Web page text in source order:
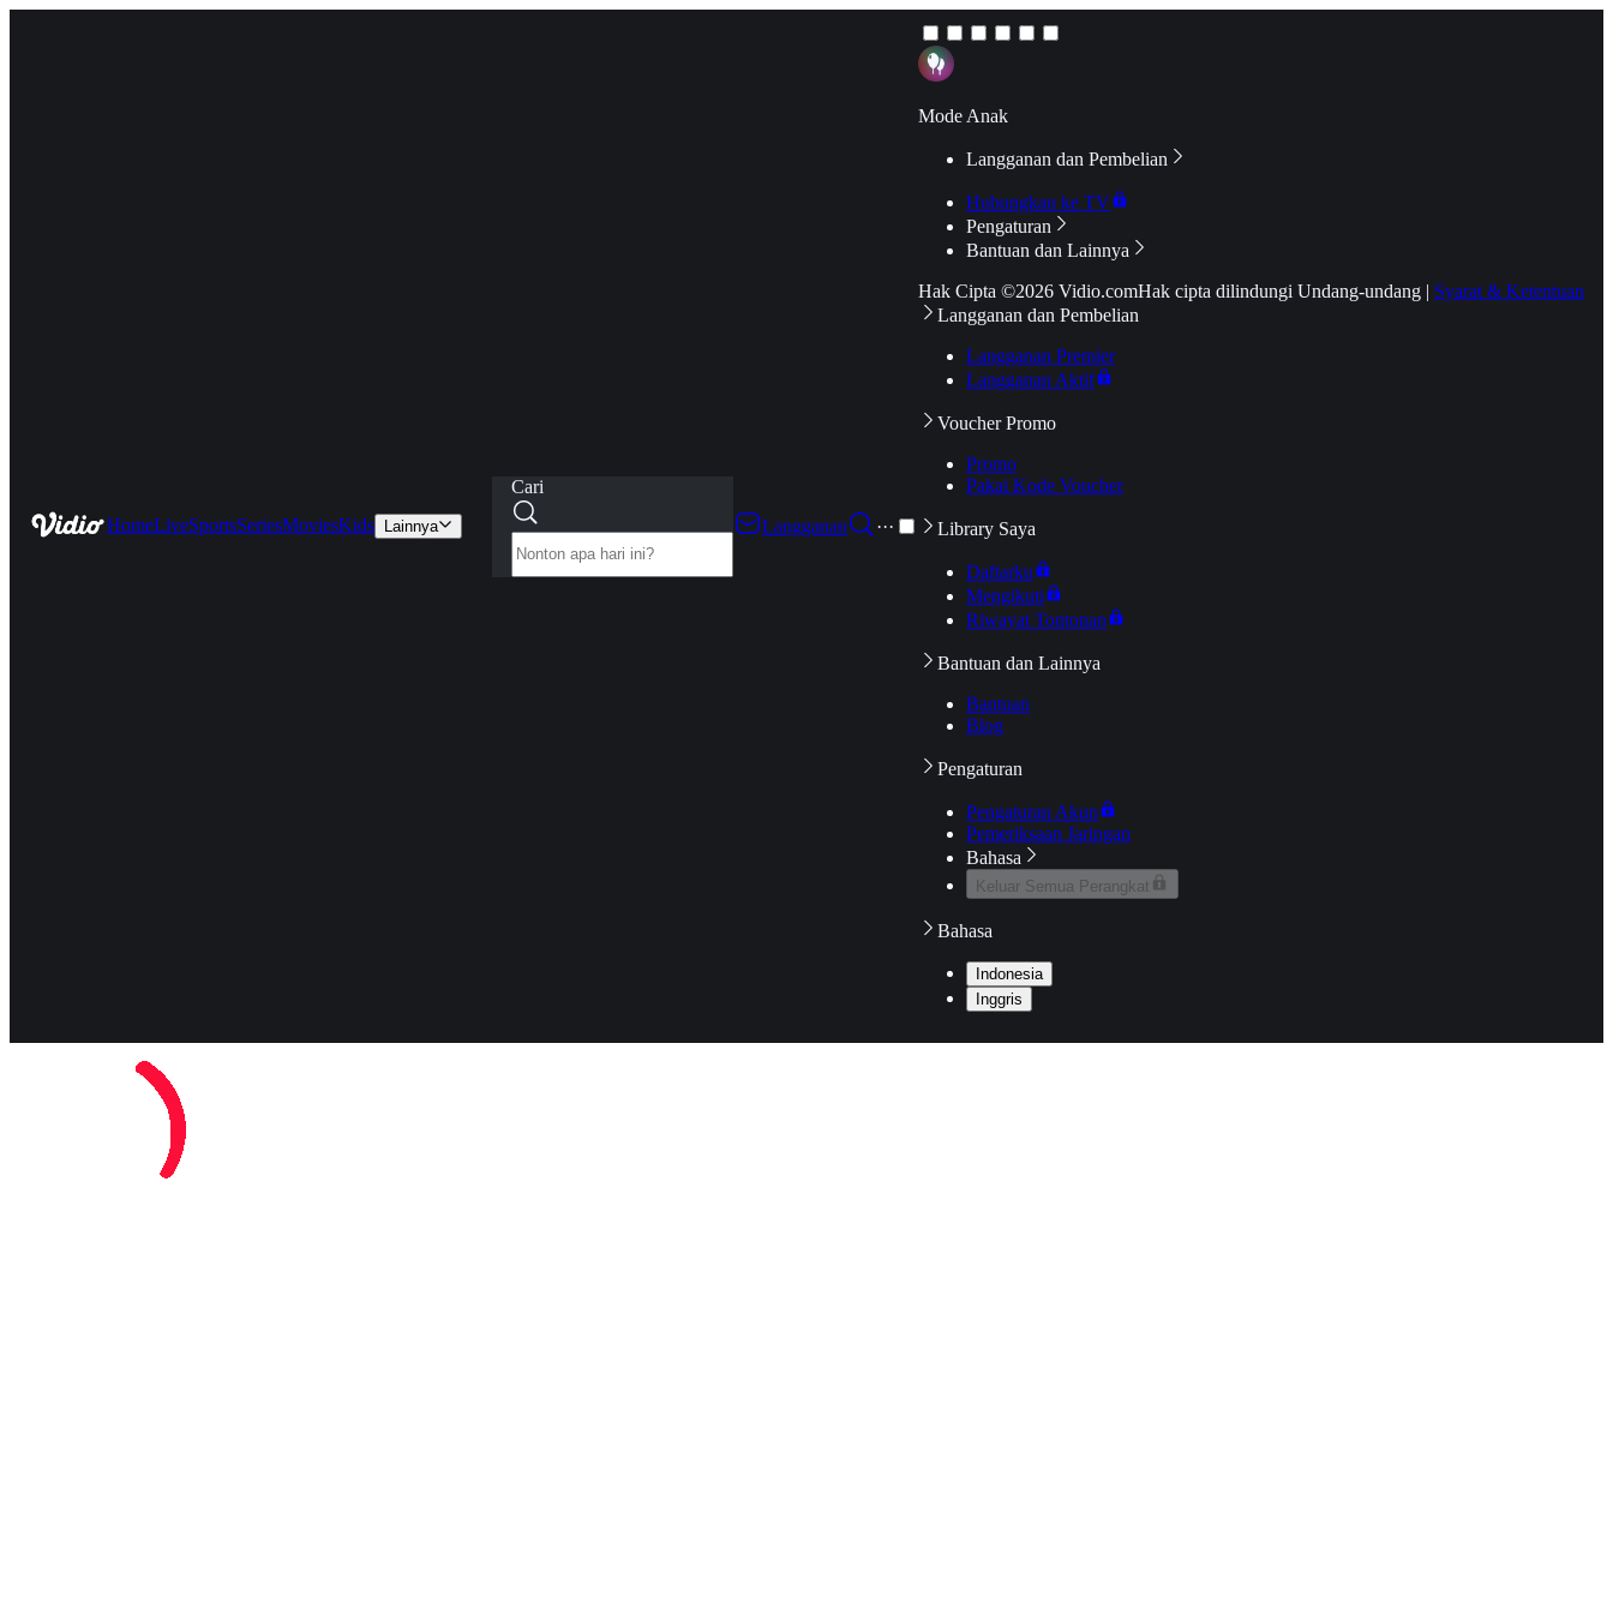
HomeLiveSportsSeriesMoviesKids Lainnya
Cari
Langganan
···
Mode Anak
Langganan dan Pembelian
Hubungkan ke TV
Pengaturan
Bantuan dan Lainnya
Hak Cipta ©2026 Vidio.comHak cipta dilindungi Undang-undang | Syarat & Ketentuan
Langganan dan Pembelian
Langganan Premier
Langganan Aktif
Voucher Promo
Promo
Pakai Kode Voucher
Library Saya
Daftarku
Mengikuti
Riwayat Tontonan
Bantuan dan Lainnya
Bantuan
Blog
Pengaturan
Pengaturan Akun
Pemeriksaan Jaringan
Bahasa
Keluar Semua Perangkat
Bahasa
Indonesia
Inggris